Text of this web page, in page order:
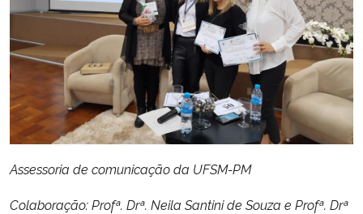
Assessoria de comunicação da UFSM-PM
Colaboração: Profª. Drª. Neila Santini de Souza e Profª. Drª